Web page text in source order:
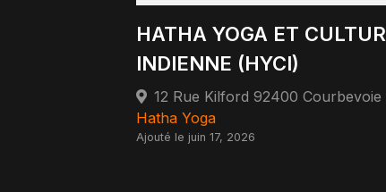
HATHA YOGA ET
INDIENNE (HYCI)
12 Rue Kilford 92400 Courbevoie
Hatha Yoga
Ajouté le juin 17, 2026